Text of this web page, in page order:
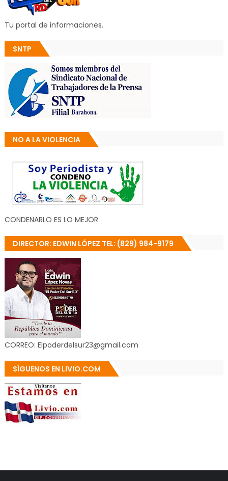
Tu portal de informaciones.
SNTP
NO A LA VIOLENCIA
CONDENARLO ES LO MEJOR
DIRECTOR: EDWIN LÓPEZ TEL: (829) 984-9179
CORREO: Elpoderdelsur23@gmail.com
SÍGUENOS EN LIVIO.COM